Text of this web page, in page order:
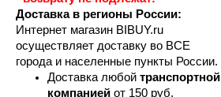
Доставка в регионы России:
Интернет магазин BIBUY.ru
осуществляет доставку во ВСЕ
города и населенные пункты России.
Доставка любой транспортной
компанией от 150 руб.